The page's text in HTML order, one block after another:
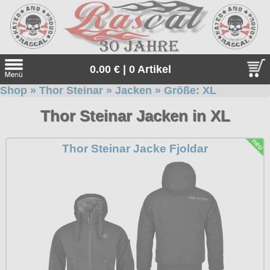
0.00 € | 0 Artikel
Sprache:
Neu bei uns
Angebote
Sonderangebote
Geschenketipps
Gratis
Unsere Gratiszugaben zu jeder Bestellung. Einfach
und in den Warenkorb legen.
alle Artikel
Thor Steinar
Thor Steinar, das einzigartige, sportlich-maritime Lifestyle-
Everlast
Shop » Thor Steinar » Jacken » Größe: XL
Thor Steinar Jacken in XL
Thor Steinar Jacke Fjoldar